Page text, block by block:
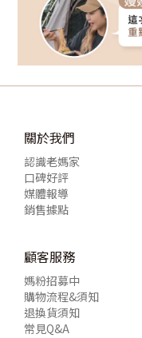
關於我們
認識老媽家
口碑好評
媒體報導
銷售據點
顧客服務
媽粉招募中
購物流程&須知
退換貨須知
常見Q&A